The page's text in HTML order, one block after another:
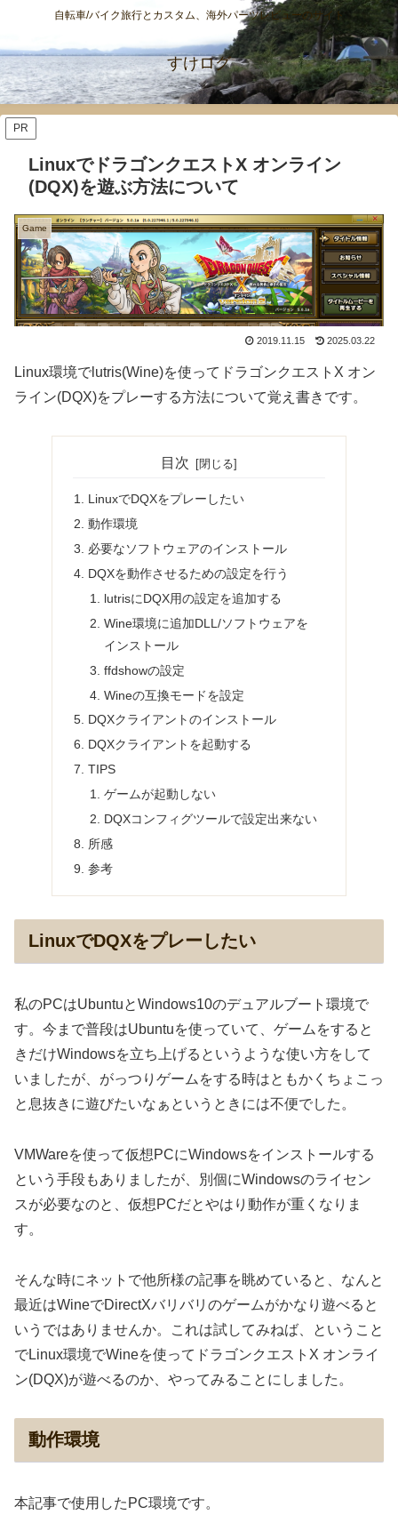
自転車/バイク旅行とカスタム、海外パーツレビューのサイト
すけログ
PR
LinuxでドラゴンクエストX オンライン
(DQX)を遊ぶ方法について
Game
2019.11.15 2025.03.22
Linux環境でlutris(Wine)を使ってドラゴンクエストX オン
ライン(DQX)をプレーする方法について覚え書きです。
目次
LinuxでDQXをプレーしたい
動作環境
必要なソフトウェアのインストール
DQXを動作させるための設定を行う
lutrisにDQX用の設定を追加する
Wine環境に追加DLL/ソフトウェアを
インストール
ffdshowの設定
Wineの互換モードを設定
DQXクライアントのインストール
DQXクライアントを起動する
TIPS
ゲームが起動しない
DQXコンフィグツールで設定出来ない
所感
参考
LinuxでDQXをプレーしたい
私のPCはUbuntuとWindows10のデュアルブート環境で
す。今まで普段はUbuntuを使っていて、ゲームをすると
きだけWindowsを立ち上げるというような使い方をして
いましたが、がっつりゲームをする時はともかくちょこっ
と息抜きに遊びたいなぁというときには不便でした。
VMWareを使って仮想PCにWindowsをインストールする
という手段もありましたが、別個にWindowsのライセン
スが必要なのと、仮想PCだとやはり動作が重くなりま
す。
そんな時にネットで他所様の記事を眺めていると、なんと
最近はWineでDirectXバリバリのゲームがかなり遊べると
いうではありませんか。これは試してみねば、ということ
でLinux環境でWineを使ってドラゴンクエストX オンライ
ン(DQX)が遊べるのか、やってみることにしました。
動作環境
本記事で使用したPC環境です。